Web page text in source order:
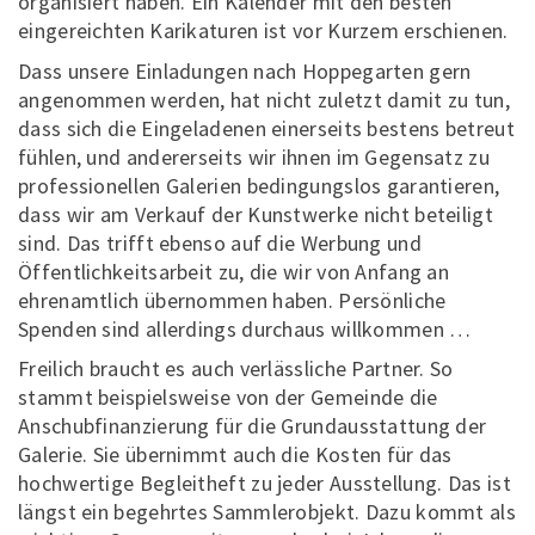
eingereichten Karikaturen ist vor Kurzem erschienen.
Dass unsere Einladungen nach Hoppegarten gern
angenommen werden, hat nicht zuletzt damit zu tun,
dass sich die Eingeladenen einerseits bestens betreut
fühlen, und andererseits wir ihnen im Gegensatz zu
professionellen Galerien bedingungslos garantieren,
dass wir am Verkauf der Kunstwerke nicht beteiligt
sind. Das trifft ebenso auf die Werbung und
Öffentlichkeitsarbeit zu, die wir von Anfang an
ehrenamtlich übernommen haben. Persönliche
Spenden sind allerdings durchaus willkommen …
Freilich braucht es auch verlässliche Partner. So
stammt beispielsweise von der Gemeinde die
Anschubfinanzierung für die Grundausstattung der
Galerie. Sie übernimmt auch die Kosten für das
hochwertige Begleitheft zu jeder Ausstellung. Das ist
längst ein begehrtes Sammlerobjekt. Dazu kommt als